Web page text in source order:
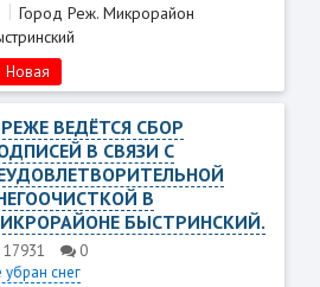
Город Реж. Микрорайон
Новая
ВЕДЁТСЯ СБОР
В СВЯЗИ С
В
БЫСТРИНСКИЙ.
17931
0
убран снег